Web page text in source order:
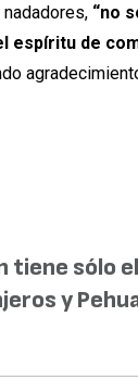
“no
espíritu de
tiene sólo
y